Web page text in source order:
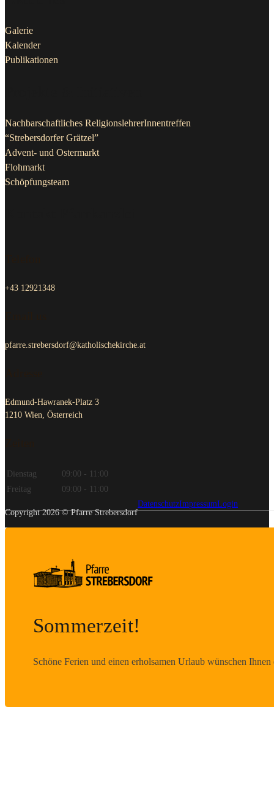
Galerie
Kalender
Publikationen
Nachbarschaftliches ReligionslehrerInnentreffen
“Strebersdorfer Grätzel”
Advent- und Ostermarkt
Flohmarkt
Schöpfungsteam
+43 12921348
pfarre.strebersdorf@katholischekirche.at
Edmund-Hawranek-Platz 3
1210 Wien, Österreich
Dienstag
09:00 - 11:00
Freitag
09:00 - 11:00
Copyright 2026 © Pfarre Strebersdorf
DatenschutzImpressumLogin
Sommerzeit!
Schöne Ferien und einen erholsamen Urlaub wünschen